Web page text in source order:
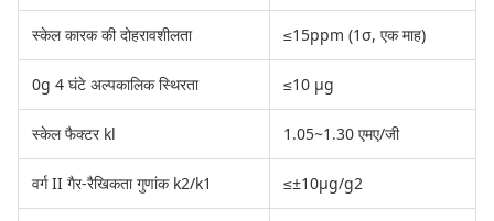
स्केल कारक की दोहरावशीलता ≤15ppm (1σ, एक माह)
0g 4 घंटे अल्पकालिक स्थिरता ≤10 μg
स्केल फैक्टर kl 1.05~1.30 एमए/जी
वर्ग II गैर-रैखिकता गुणांक k2/k1 ≤±10μg/g2